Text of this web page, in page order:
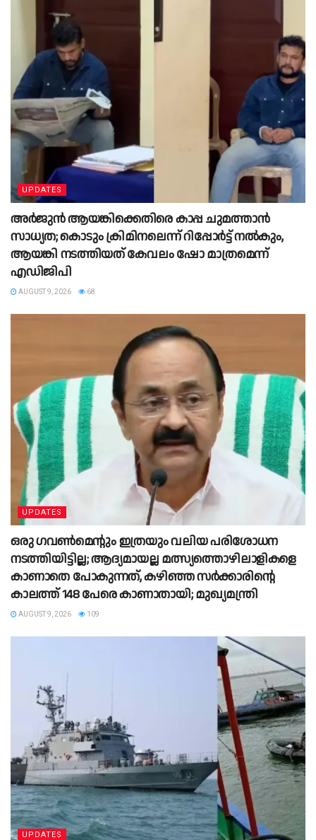
UPDATES
അർജുൻ ആയങ്കിക്കെതിരെ കാപ്പ ചുമത്താൻ
സാധ്യത; കൊടും ക്രിമിനലെന്ന് റിപ്പോർട്ട് നൽകും,
ആയങ്കി നടത്തിയത് കേവലം ഷോ മാത്രമെന്ന്
എഡിജിപി
AUGUST 9, 2026 68
UPDATES
ഒരു ഗവൺമെന്റും ഇത്രയും വലിയ പരിശോധന
നടത്തിയിട്ടില്ല; ആദ്യമായല്ല മത്സ്യത്തൊഴിലാളികളെ
കാണാതെ പോകുന്നത്, കഴിഞ്ഞ സർക്കാരിന്റെ
കാലത്ത് 148 പേരെ കാണാതായി; മുഖ്യമന്ത്രി
AUGUST 9, 2026 109
UPDATES